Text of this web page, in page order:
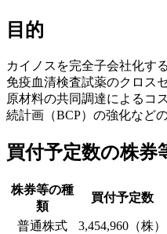
目的
カイノスを完全子会社化す
免疫血清検査試薬のクロス
原材料の共同調達によるコ
続計画（BCP）の強化など
買付予定数の株券
株券等の種
類
買付予定数
普通株式
3,454,960（株）